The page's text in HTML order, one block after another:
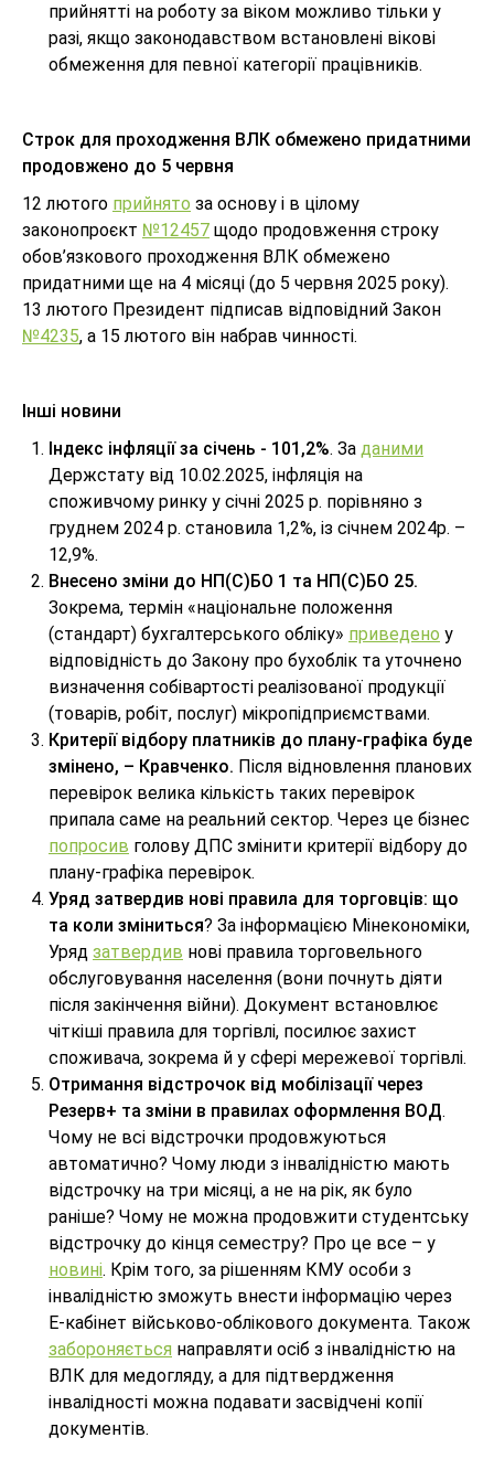
прийнятті на роботу за віком можливо тільки у
разі, якщо законодавством встановлені вікові
обмеження для певної категорії працівників.
Строк для проходження ВЛК обмежено придатними
продовжено до 5 червня
12 лютого прийнято за основу і в цілому
законопроєкт №12457 щодо продовження строку
обов’язкового проходження ВЛК обмежено
придатними ще на 4 місяці (до 5 червня 2025 року).
13 лютого Президент підписав відповідний Закон
№4235, а 15 лютого він набрав чинності.
Інші новини
Індекс інфляції за січень - 101,2%. За даними
Держстату від 10.02.2025, інфляція на
споживчому ринку у січні 2025 р. порівняно з
груднем 2024 р. становила 1,2%, із січнем 2024р. –
12,9%.
Внесено зміни до НП(С)БО 1 та НП(С)БО 25.
Зокрема, термін «національне положення
(стандарт) бухгалтерського обліку» приведено у
відповідність до Закону про бухоблік та уточнено
визначення собівартості реалізованої продукції
(товарів, робіт, послуг) мікропідприємствами.
Критерії відбору платників до плану-графіка буде
змінено, – Кравченко. Після відновлення планових
перевірок велика кількість таких перевірок
припала саме на реальний сектор. Через це бізнес
попросив голову ДПС змінити критерії відбору до
плану-графіка перевірок.
Уряд затвердив нові правила для торговців: що
та коли зміниться? За інформацією Мінекономіки,
Уряд затвердив нові правила торговельного
обслуговування населення (вони почнуть діяти
після закінчення війни). Документ встановлює
чіткіші правила для торгівлі, посилює захист
споживача, зокрема й у сфері мережевої торгівлі.
Отримання відстрочок від мобілізації через
Резерв+ та зміни в правилах оформлення ВОД.
Чому не всі відстрочки продовжуються
автоматично? Чому люди з інвалідністю мають
відстрочку на три місяці, а не на рік, як було
раніше? Чому не можна продовжити студентську
відстрочку до кінця семестру? Про це все – у
новині. Крім того, за рішенням КМУ особи з
інвалідністю зможуть внести інформацію через
Е-кабінет військово-облікового документа. Також
забороняється направляти осіб з інвалідністю на
ВЛК для медогляду, а для підтвердження
інвалідності можна подавати засвідчені копії
документів.